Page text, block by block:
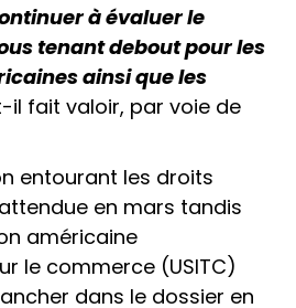
à évaluer le
tenant debout pour les
ainsi que les
il fait valoir, par voie de
entourant les droits
en mars tandis
américaine
le commerce (USITC)
dans le dossier en